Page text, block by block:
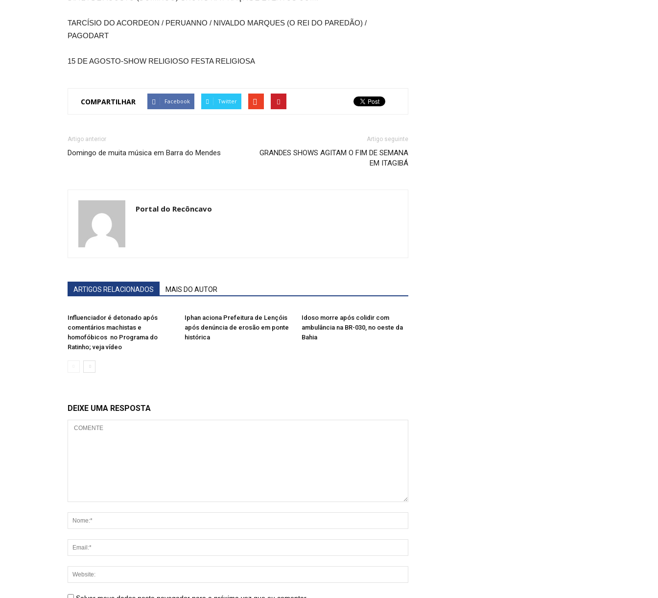
TARCÍSIO DO ACORDEON / PERUANNO / NIVALDO MARQUES (O REI DO PAREDÃO) /
PAGODART
15 DE AGOSTO-SHOW RELIGIOSO FESTA RELIGIOSA
COMPARTILHAR Facebook Twitter
Artigo anterior
Domingo de muita música em Barra do Mendes
Artigo seguinte
GRANDES SHOWS AGITAM O FIM DE SEMANA
EM ITAGIBÁ
Portal do Recôncavo
ARTIGOS RELACIONADOS MAIS DO AUTOR
Influenciador é detonado após
comentários machistas e
homofóbicos no Programa do
Ratinho; veja vídeo
Iphan aciona Prefeitura de Lençóis
após denúncia de erosão em ponte
histórica
Idoso morre após colidir com
ambulância na BR-030, no oeste da
Bahia
DEIXE UMA RESPOSTA